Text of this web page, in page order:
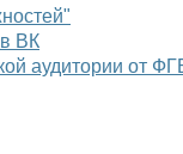
ВК
аудитории от